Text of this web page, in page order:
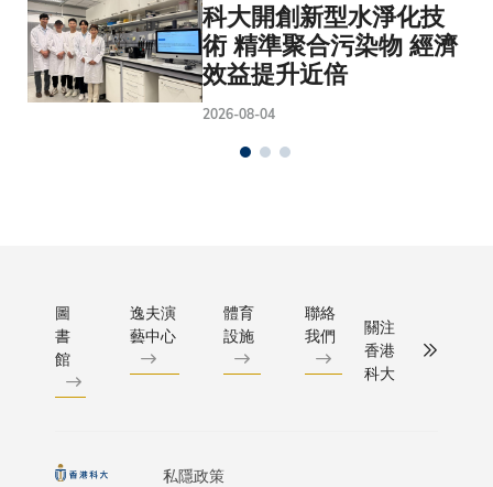
科大開創新型水淨化技
術 精準聚合污染物 經濟
效益提升近倍
2026-08-04
圖
書
館
逸夫演
藝中心
體育
設施
聯絡
我們
關注
香港
科大
私隱政策